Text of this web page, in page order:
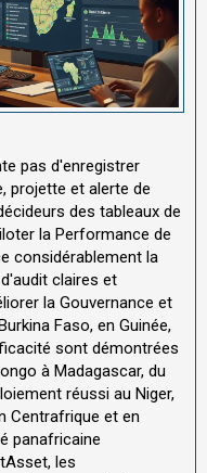
pas d'enregistrer
projette et alerte de
des tableaux de
la Performance de
considérablement la
claires et
la Gouvernance et
Faso, en Guinée,
sont démontrées
à Madagascar, du
réussi au Niger,
Centrafrique et en
panafricaine
les